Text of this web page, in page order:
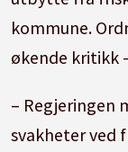
kommune.
økende kritikk
– Regjeringen
svakheter ved